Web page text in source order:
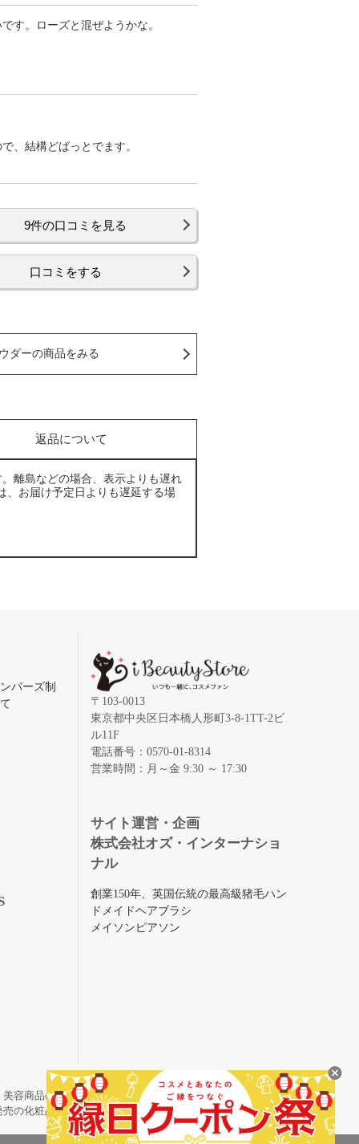
す。ローズと混ぜようかな。
、結構どばっとでます。
9件の口コミを見る
口コミをする
ダーの商品をみる
返品について
離島などの場合、表示よりも遅れ
、お届け予定日よりも遅延する場
バーズ制
〒103-0013
東京都中央区日本橋人形町3-8-1TT-2ビ
ル11F
電話番号：0570-01-8314
営業時間：月～金 9:30 ～ 17:30
サイト運営・企画
株式会社オズ・インターナショ
ナル
創業150年、英国伝統の最高級猪毛ハン
ドメイドヘアブラシ
メイソンピアソン
容商品の通販サイトです。
の化粧品も取り揃えています。